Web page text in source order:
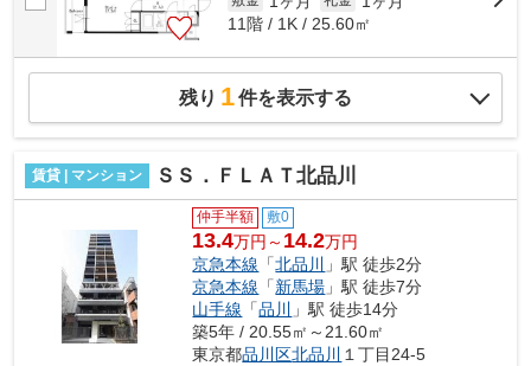
11階 / 1K / 25.60㎡
残り 1件を表示する
賃貸 | マンション ＳＳ．ＦＬＡＴ北品川
仲手半額 敷0
13.4万円～ 14.2万円
京急本線 「北品川
」駅 徒歩2分
京急本線 「新馬場 」駅 徒歩7分
山手線 「品川
」駅 徒歩14分
築5年 / 20.55㎡～21.60㎡
東京都品川区北品川 １丁目24-5